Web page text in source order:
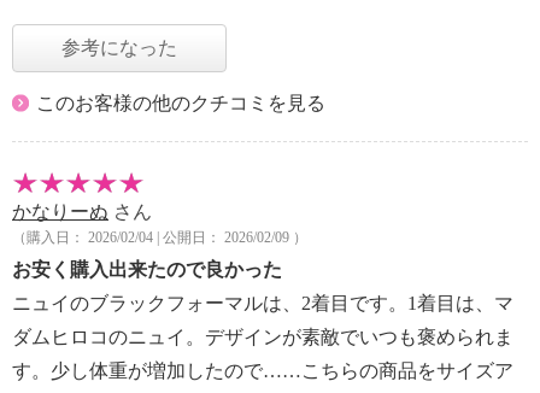
参考になった
このお客様の他のクチコミを見る
かなりーぬ さん
（購入日： 2026/02/04 | 公開日： 2026/02/09 ）
お安く購入出来たので良かった
ニュイのブラックフォーマルは、2着目です。1着目は、マ
ダムヒロコのニュイ。デザインが素敵でいつも褒められま
す。少し体重が増加したので……こちらの商品をサイズア